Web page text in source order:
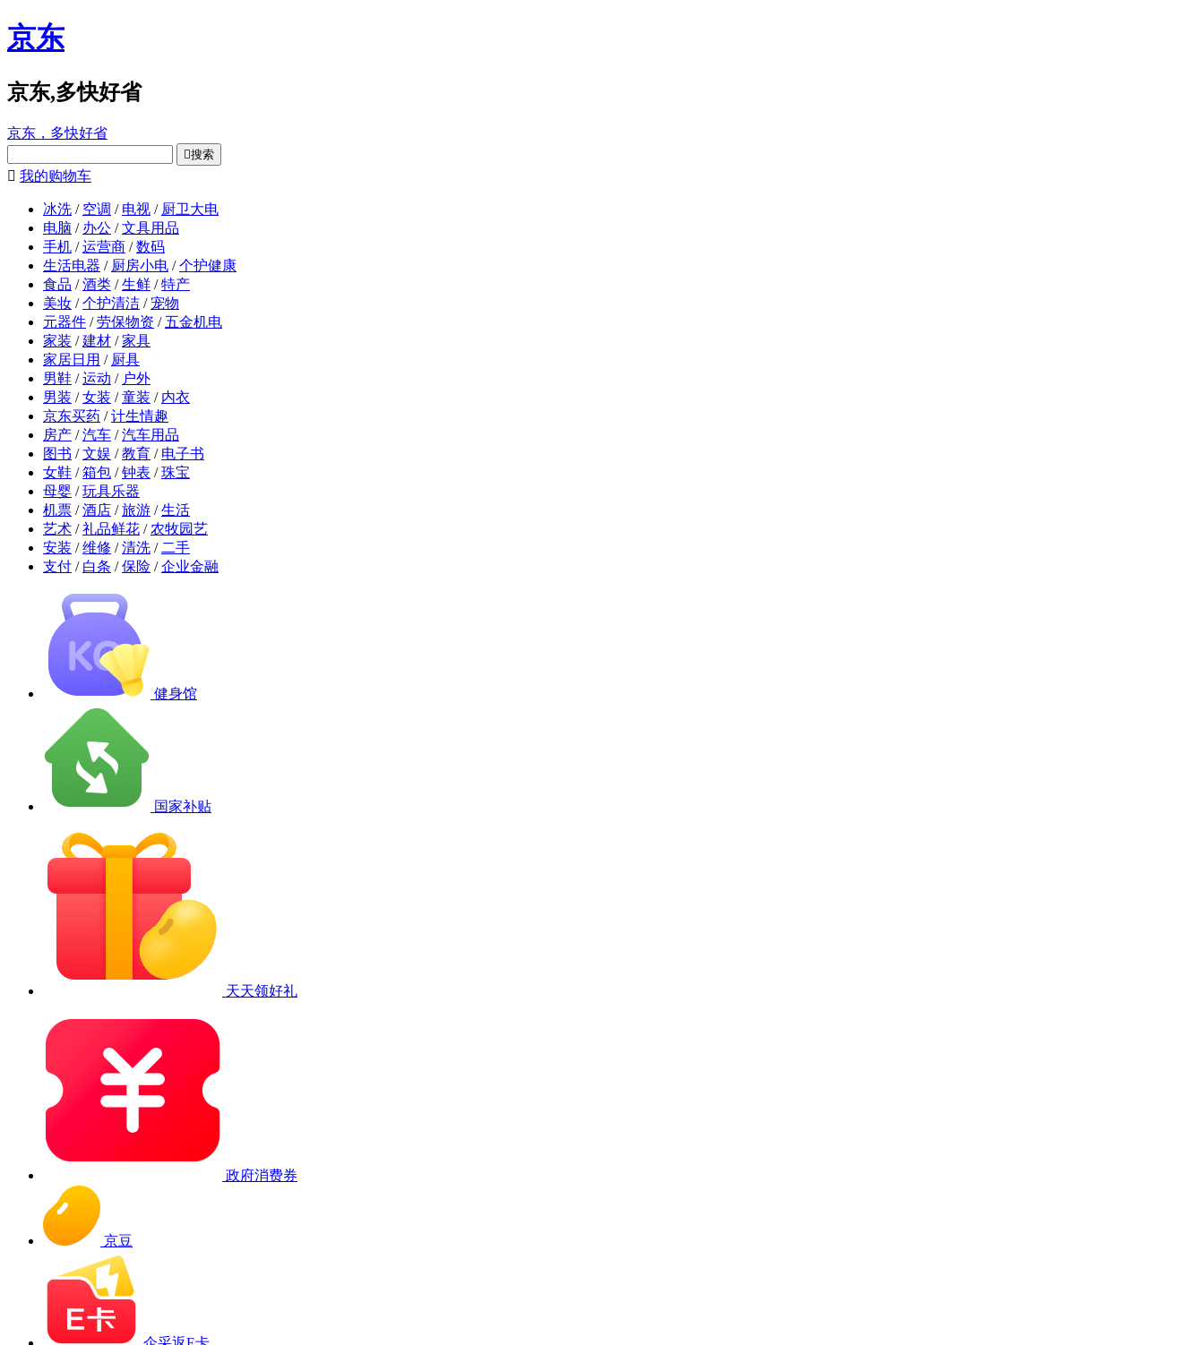
京东
京东,多快好省
京东，多快好省
搜索
 我的购物车
冰洗 / 空调 / 电视 / 厨卫大电
电脑 / 办公 / 文具用品
手机 / 运营商 / 数码
生活电器 / 厨房小电 / 个护健康
食品 / 酒类 / 生鲜 / 特产
美妆 / 个护清洁 / 宠物
元器件 / 劳保物资 / 五金机电
家装 / 建材 / 家具
家居日用 / 厨具
男鞋 / 运动 / 户外
男装 / 女装 / 童装 / 内衣
京东买药 / 计生情趣
房产 / 汽车 / 汽车用品
图书 / 文娱 / 教育 / 电子书
女鞋 / 箱包 / 钟表 / 珠宝
母婴 / 玩具乐器
机票 / 酒店 / 旅游 / 生活
艺术 / 礼品鲜花 / 农牧园艺
安装 / 维修 / 清洗 / 二手
支付 / 白条 / 保险 / 企业金融
健身馆
国家补贴
天天领好礼
政府消费券
京豆